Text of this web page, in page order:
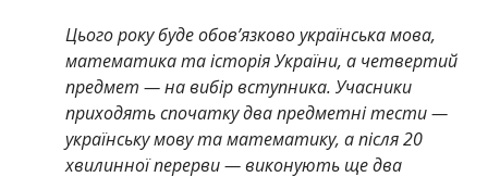
Цього року буде обов’язково українська мова,
математика та історія України, а четвертий
предмет — на вибір вступника. Учасники
приходять спочатку два предметні тести —
українську мову та математику, а після 20
хвилинної перерви — виконують ще два